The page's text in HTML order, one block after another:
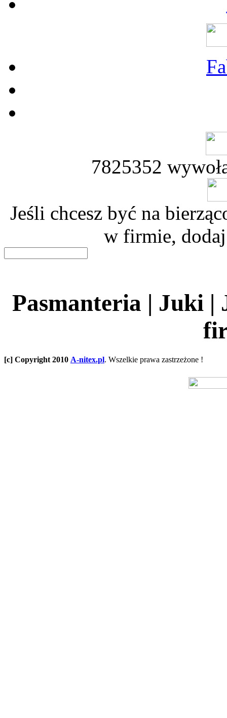
7825352
Jeśli chcesz być na
w firmie,
Pasmanteria | Juki |
[c] Copyright 2010 A-nitex.pl. Wszelkie prawa zastrzeżone !